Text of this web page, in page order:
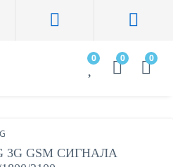
0 0 0
3G GSM СИГНАЛА